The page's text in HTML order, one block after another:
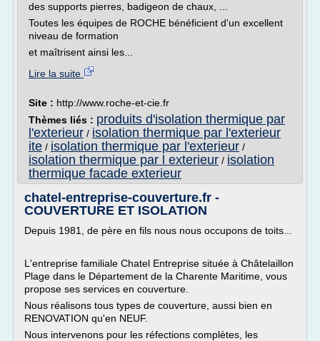
des supports pierres, badigeon de chaux, ...
Toutes les équipes de ROCHE bénéficient d'un excellent
niveau de formation
et maîtrisent ainsi les...
Lire la suite
Site : http://www.roche-et-cie.fr
Thèmes liés : produits d'isolation thermique par
l'exterieur / isolation thermique par l'exterieur
ite / isolation thermique par l'exterieur /
isolation thermique par l exterieur / isolation
thermique facade exterieur
chatel-entreprise-couverture.fr -
COUVERTURE ET ISOLATION
Depuis 1981, de père en fils nous nous occupons de toits...
L'entreprise familiale Chatel Entreprise située à Châtelaillon
Plage dans le Département de la Charente Maritime, vous
propose ses services en couverture.
Nous réalisons tous types de couverture, aussi bien en
RENOVATION qu'en NEUF.
Nous intervenons pour les réfections complètes, les